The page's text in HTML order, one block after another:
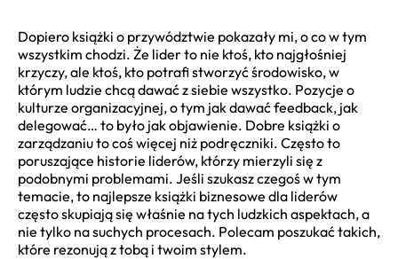
Dopiero książki o przywództwie pokazały mi, o co w tym
wszystkim chodzi. Że lider to nie ktoś, kto najgłośniej
krzyczy, ale ktoś, kto potrafi stworzyć środowisko, w
którym ludzie chcą dawać z siebie wszystko. Pozycje o
kulturze organizacyjnej, o tym jak dawać feedback, jak
delegować… to było jak objawienie. Dobre książki o
zarządzaniu to coś więcej niż podręczniki. Często to
poruszające historie liderów, którzy mierzyli się z
podobnymi problemami. Jeśli szukasz czegoś w tym
temacie, to najlepsze książki biznesowe dla liderów
często skupiają się właśnie na tych ludzkich aspektach, a
nie tylko na suchych procesach. Polecam poszukać takich,
które rezonują z tobą i twoim stylem.